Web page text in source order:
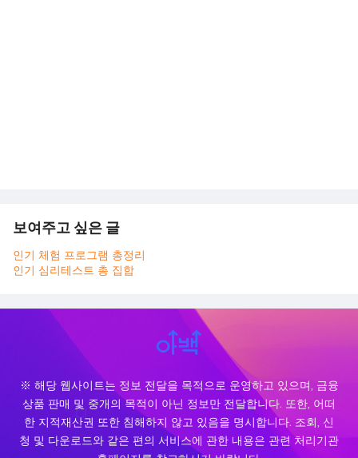
보여주고 싶은 글
인기 체험 프로그램 총정리
인기 심리테스트 총 집합
※ 해당 웹사이트는 정보 전달을 목적으로 운영하고 있으며, 금융
상품 판매 및 중개의 목적이 아닌 정보만 전달합니다. 또한, 어떠
한 지적재산권 또한 침해하지 않고 있음을 명시합니다. 조회, 신
청 및 다운로드와 같은 편의 서비스에 관한 내용은 관련 처리기관